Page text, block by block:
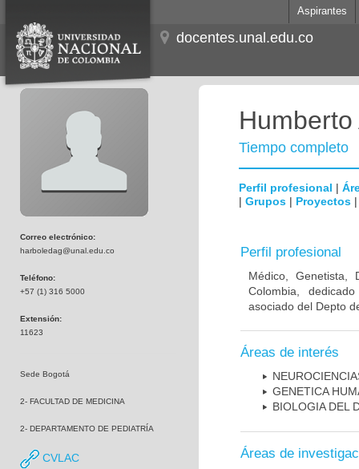
Aspirantes
docentes.unal.edu.co
Correo electrónico:
harboledag@unal.edu.co
Teléfono:
+57 (1) 316 5000
Extensión:
11623
Sede Bogotá
2- FACULTAD DE MEDICINA
2- DEPARTAMENTO DE PEDIATRÍA
CVLAC
Tiempo completo
Perfil profesional |
| Grupos | Proyectos
Perfil profesional
Médico, Genetista,
Colombia,
asociado del Depto
Áreas de interés
GENETICA
BIOLOGIA DEL
Áreas de